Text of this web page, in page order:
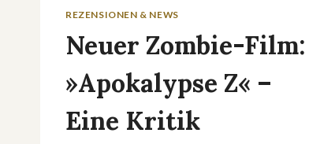
REZENSIONEN & NEWS
Neuer Zombie-Film:
»Apokalypse Z« –
Eine Kritik